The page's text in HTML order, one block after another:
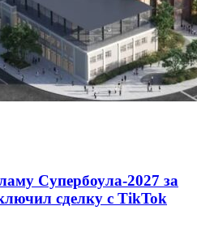
Супербоула-2027 за
сделку с TikTok